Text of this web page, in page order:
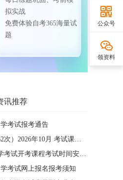
拟实战
免费体验自考365海量试
题
讯推荐
考试报考通告
四川省高等教育自学考试（262次）2026年10月 考试课程简表
关于公布2027年1月广东省自学考试开考课程考试时间安排和使用教材的通知
考试网上报名报考须知
公众号
领资料